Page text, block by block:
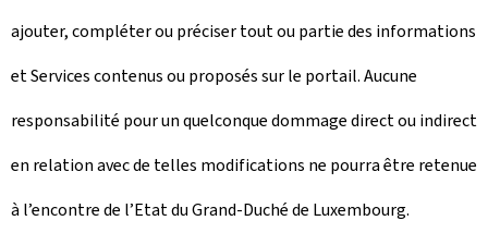
ajouter, compléter ou préciser tout ou partie des informations
et Services contenus ou proposés sur le portail. Aucune
responsabilité pour un quelconque dommage direct ou indirect
en relation avec de telles modifications ne pourra être retenue
à l’encontre de l’Etat du Grand-Duché de Luxembourg.